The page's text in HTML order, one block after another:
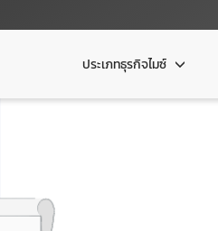
ประเภทธุรกิจไมซ์